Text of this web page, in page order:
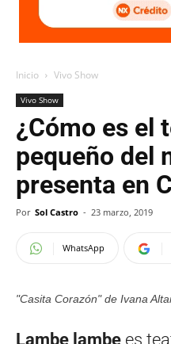
Inicio Vivo Show
Vivo Show
¿Cómo es el
pequeño del
presenta en
Por Sol Castro - 23 marzo, 2019
WhatsApp
"Casita Corazón" de Ivana
Lambe lambe es